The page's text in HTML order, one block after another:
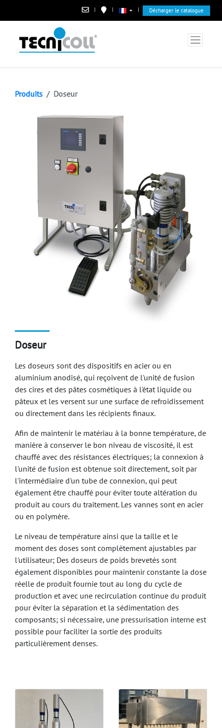
| | | Décharger le catalogue
Produits Doseur
Doseur
Les doseurs sont des dispositifs en acier ou en
aluminium anodisé, qui reçoivent de l'unité de fusion
des cires et des pâtes cosmétiques à l'état liquide ou
pâteux et les versent sur une surface de refroidissement
ou directement dans les récipients finaux.
Afin de maintenir le matériau à la bonne température, de
manière à conserver le bon niveau de viscosité, il est
chauffé avec des résistances électriques; la connexion à
l'unité de fusion est obtenue soit directement, soit par
l'intermédiaire d'un tube de connexion, qui peut
également être chauffé pour éviter toute altération du
produit au cours du traitement. Les vannes sont en acier
ou en polymère.
Le niveau de température ainsi que la taille et le
moment des doses sont complètement ajustables par
l'utilisateur; Des doseurs de poids brevetés sont
également disponibles pour maintenir constante la dose
réelle de produit fournie tout au long du cycle de
production et avec une recirculation continue du produit
pour éviter la séparation et la sédimentation des
composants; si nécessaire, une pressurisation interne est
possible pour faciliter la sortie des produits
particulièrement denses.